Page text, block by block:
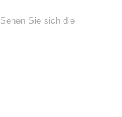
Sehen Sie sich die